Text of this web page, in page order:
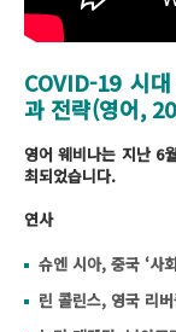
COVID-19 시
과 전략(영어,
영어 웨비나는 지난 6
최되었습니다.
연사
슈엔 시아, 중국 ‘
린 콜린스, 영국 리